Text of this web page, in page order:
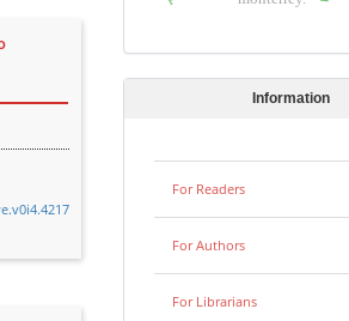
Information
For Readers
For Authors
For Librarians